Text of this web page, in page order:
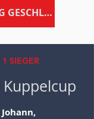
ANMELDUNG GESCHLOSSEN
SIEGER